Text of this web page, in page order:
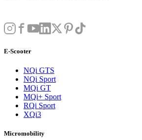
E-Scooter
NQi GTS
NQi Sport
MQi GT
MQi+ Sport
RQi Sport
XQi3
Micromobility